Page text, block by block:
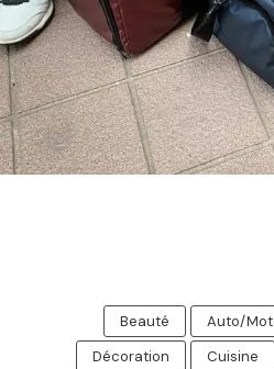
Auto/
Beauté
Cuisine
Décoration